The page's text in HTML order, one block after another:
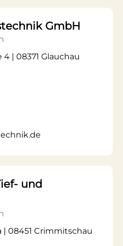
GmbH
| 08371 Glauchau
und
| 08451 Crimmitschau